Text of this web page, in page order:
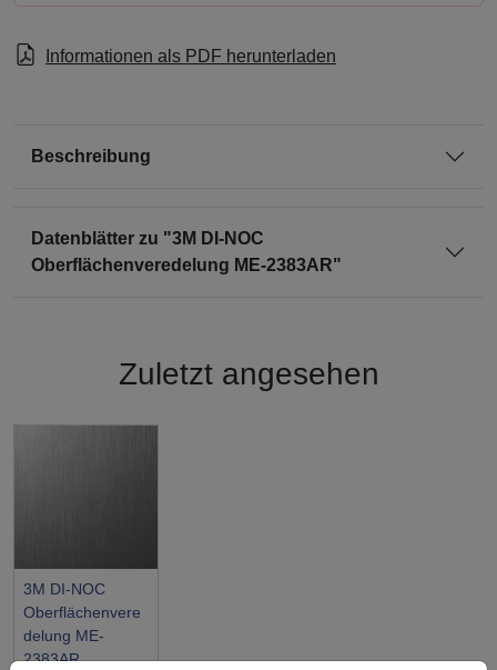
Informationen als PDF herunterladen
Beschreibung
Datenblätter zu "3M DI-NOC
Oberflächenveredelung ME-2383AR"
Zuletzt angesehen
3M DI-NOC
Oberflächenvere
delung ME-
2383AR